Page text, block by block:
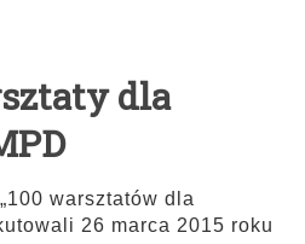
dla
warsztatów dla
26 marca 2015 roku